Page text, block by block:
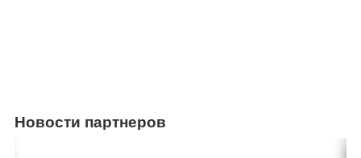
Новости партнеров